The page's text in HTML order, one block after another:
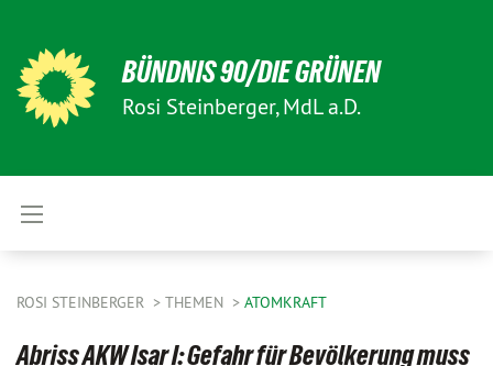
BÜNDNIS 90/DIE GRÜNEN
Rosi Steinberger, MdL a.D.
ROSI STEINBERGER THEMEN ATOMKRAFT
Abriss AKW Isar I: Gefahr für Bevölkerung muss